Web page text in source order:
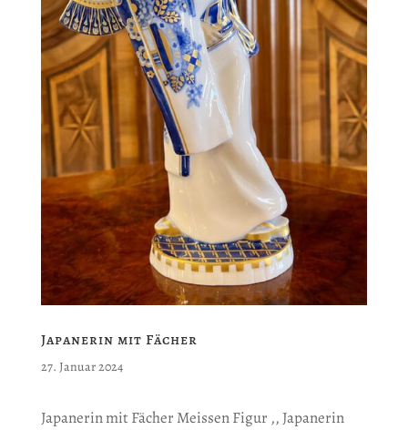
Japanerin mit Fächer
27. Januar 2024
Japanerin mit Fächer Meissen Figur ,, Japanerin